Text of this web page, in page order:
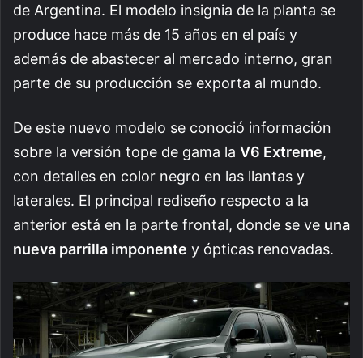
de Argentina. El modelo insignia de la planta se
produce hace más de 15 años en el país y
además de abastecer al mercado interno, gran
parte de su producción se exporta al mundo.
De este nuevo modelo se conoció información
sobre la versión tope de gama la V6 Extreme,
con detalles en color negro en las llantas y
laterales. El principal rediseño respecto a la
anterior está en la parte frontal, donde se ve una
nueva parrilla imponente y ópticas renovadas.